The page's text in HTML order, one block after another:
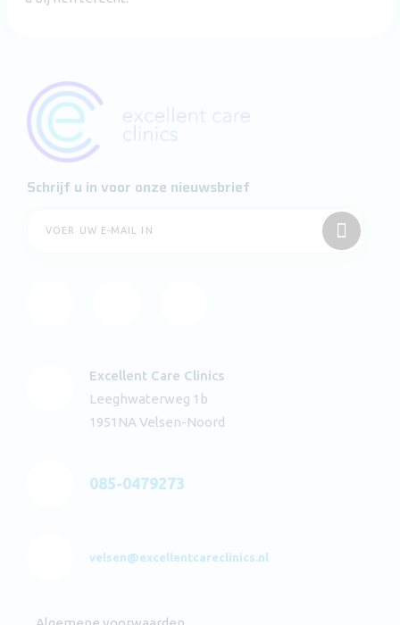
Schrijf u in voor onze nieuwsbrief
Excellent Care Clinics
Leeghwaterweg 1b
1951NA Velsen-Noord
085-0479273
velsen@excellentcareclinics.nl